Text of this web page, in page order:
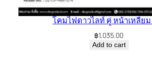
โคมไฟดาวไลท์ คู่ หน้าเหลี่ยม
฿1,035.00
Add to cart